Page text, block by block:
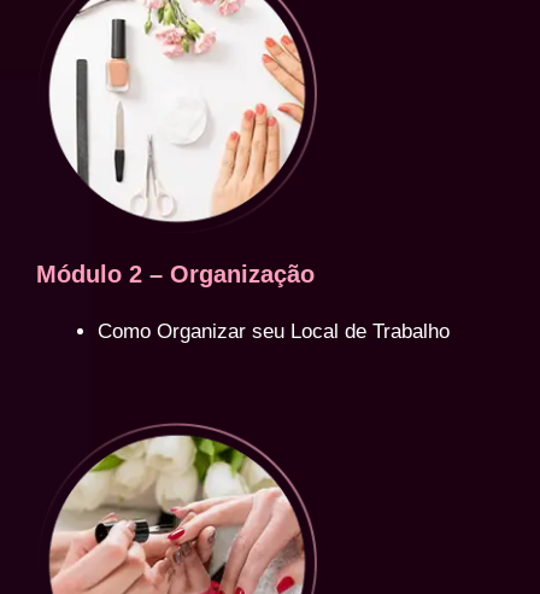
Módulo 2 – Organização
Como Organizar seu Local de Trabalho